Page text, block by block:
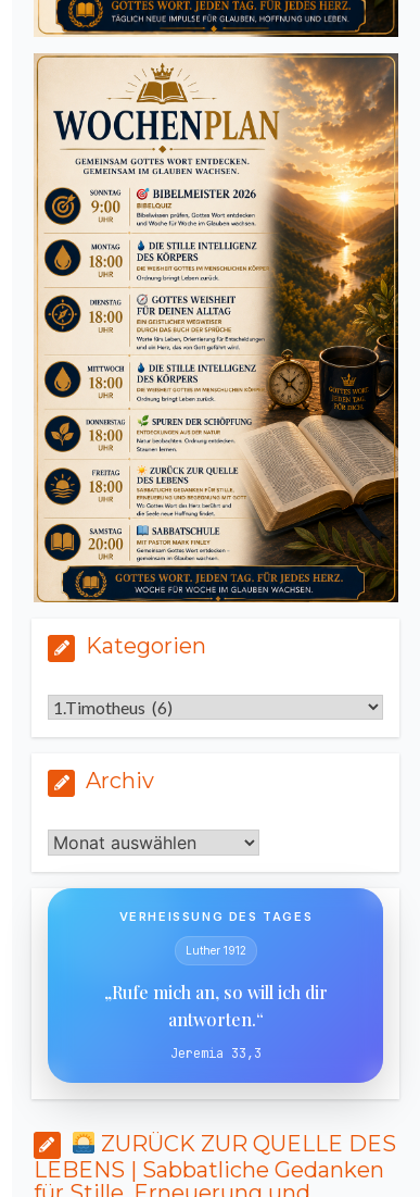
Kategorien
Kategorien
Archiv
Archiv
VERHEISSUNG DES TAGES
Luther 1912
„Rufe mich an, so will ich dir
antworten.“
Jeremia 33,3
ZURÜCK ZUR QUELLE DES
LEBENS | Sabbatliche Gedanken